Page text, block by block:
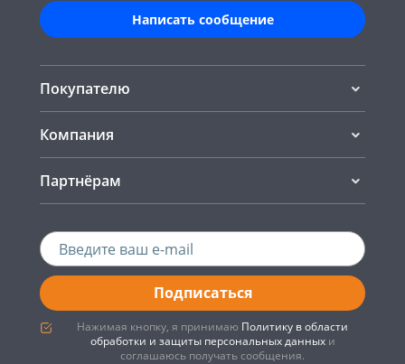
Написать сообщение
Покупателю
Компания
Партнёрам
Подписаться
Нажимая кнопку, я принимаю Политику в области
обработки и защиты персональных данныхи
соглашаюсь получать сообщения.